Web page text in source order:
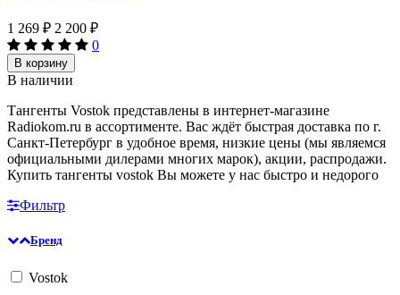
1 269 ₽ 2 200 ₽
0
В корзину
В наличии
Тангенты Vostok представлены в интернет-магазине
Radiokom.ru в ассортименте. Вас ждёт быстрая доставка по г.
Санкт-Петербург в удобное время, низкие цены (мы являемся
официальными дилерами многих марок), акции, распродажи.
Купить тангенты vostok Вы можете у нас быстро и недорого
Фильтр
Бренд
Vostok